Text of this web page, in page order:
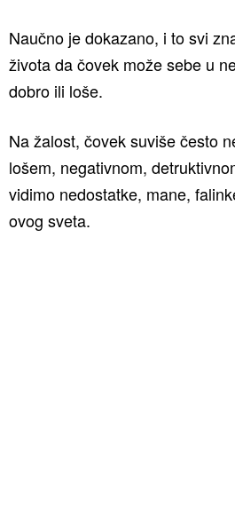
Naučno je dokazano, i to svi
života da čovek može sebe u
dobro ili loše.
Na žalost, čovek suviše često
lošem, negativnom,
vidimo nedostatke, mane,
ovog sveta.